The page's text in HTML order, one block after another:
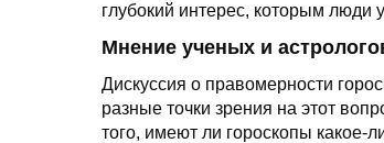
глубокий интерес, которым люди
Мнение ученых и
Дискуссия о правомерности
разные точки зрения на этот
того, имеют ли гороскопы какое-